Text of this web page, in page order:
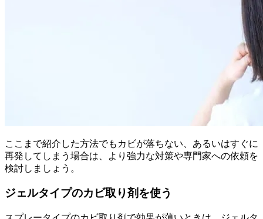
ここまで紹介した方法でもカビが落ちない、あるいはすぐに
再発してしまう場合は、より強力な対策や専門家への依頼を
検討しましょう。
ジェルタイプのカビ取り剤を使う